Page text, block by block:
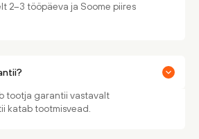
2–3 tööpäeva ja Soome piires
tootja garantii vastavalt
katab tootmisvead.